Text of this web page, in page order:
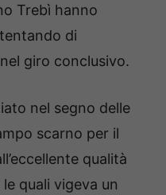
Trebì hanno
di
giro conclusivo.
nel segno delle
scarno per il
qualità
quali vigeva un